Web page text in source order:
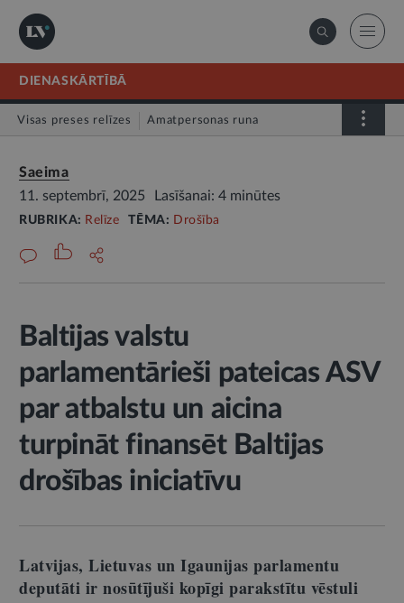
DIENASKĀRTĪBĀ
Visas preses relīzes Amatpersonas runa
Saeima
11. septembrī, 2025
Lasīšanai: 4 minūtes
RUBRIKA: Relīze TĒMA: Drošība
Baltijas valstu
parlamentārieši pateicas ASV
par atbalstu un aicina
turpināt finansēt Baltijas
drošības iniciatīvu
Latvijas, Lietuvas un Igaunijas parlamentu
deputāti ir nosūtījuši kopīgi parakstītu vēstuli